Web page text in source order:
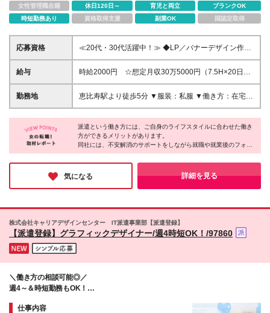
女性管理職在籍
休日120日～ 育児と両立
ブランクOK
時短勤務あり
資格取得支援 副業OK 国認定取得
応募資格
≪20代・30代活躍中！≫ ◆LP／バナーデザイン作成
経験 ◆HTML／CSSでの静的ページのコーディング経
験 ※ブランクがある方やこれまでのご経験に自信がな
なるべく詳細に記載いただけると、面談までがスムー
ズです！
給与
時給2000円 ☆想定月収30万5000円（7.5H×20日＋
残業2.5H） ※交通費全額支給 ※在宅日数に応じて、
在宅勤務手当あり
勤務地
恵比寿駅より徒歩5分 ▼服装：私服 ▼働き方：在宅勤
務（状況によって変動する可能性あり） ※出社/在宅
勤務は自由に選択可（月1～2回出社の場合あり） ▼
受動喫煙対策：屋内禁煙
派遣という働き方には、ご自身のライフスタイルに合わせた働き
方ができるメリットがあります。
同社には、不安解消のサポートをしながら就職や就業後のフォロ
ーを担当するコーディネーターがいるそう。
派遣先には言いにくいような要望から、小さな不安までしっかり
と聞いてくれるスタッフがいると、安心しますよね♪
気になる 詳細を見る
株式会社キャリアデザインセンター IT派遣事業部【派遣登録】
【派遣登録】グラフィックデザイナー/週4時短OK！/97860
＼働き方の相談可能◎／
週4～＆時短勤務もOK！
仕事内容